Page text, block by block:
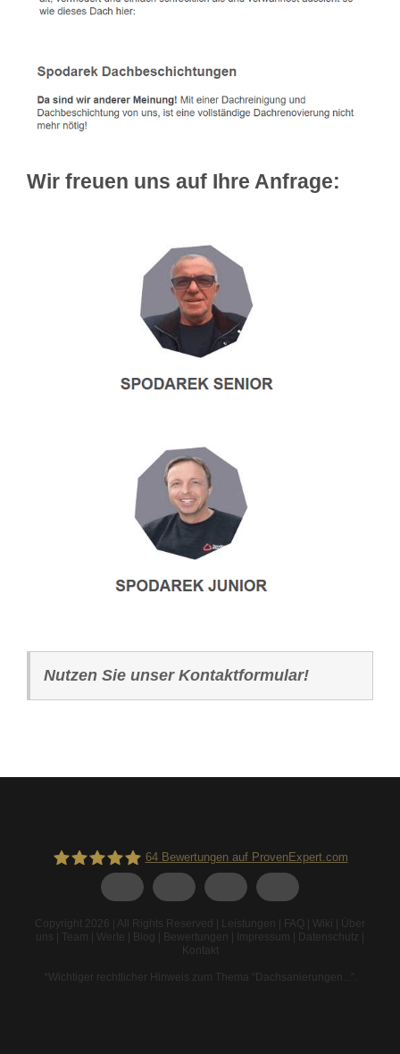
Wir freuen uns auf Ihre Anfrage:
Nutzen Sie unser Kontaktformular!
64Bewertungen auf ProvenExpert.com
Copyright 2026 | All Rights Reserved | Leistungen FAQ Wiki
Über
uns
Team Werte Blog Bewertungen Impressum Datenschutz
Kontakt
*Wichtiger rechtlicher Hinweis zum Thema “Dachsanierungen...” .